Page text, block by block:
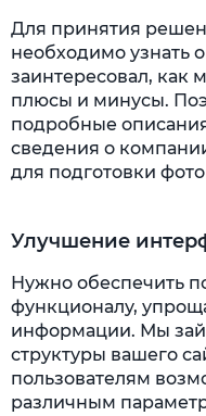
Для принятия
необходимо узнать
заинтересовал, как
плюсы и минусы.
подробные
сведения о
для подготовки
Улучшение
Нужно обеспечить
функционалу,
информации. Мы
структуры вашего
пользователям
различным